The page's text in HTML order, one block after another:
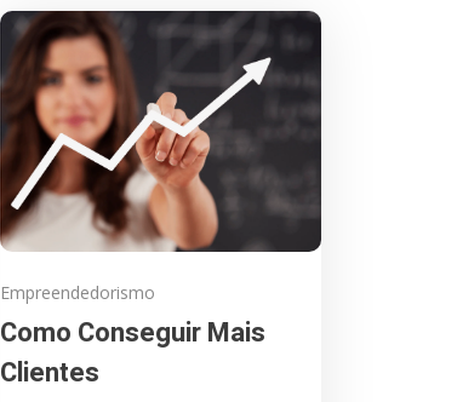
Empreendedorismo
Como Conseguir Mais
Clientes